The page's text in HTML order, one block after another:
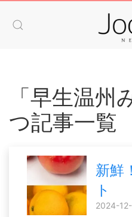
「早生温州
つ記事一覧
新鮮
ト
2024-